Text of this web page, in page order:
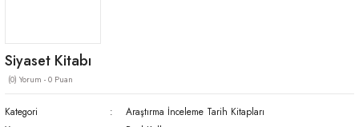
Siyaset Kitabı
(0) Yorum - 0 Puan
Kategori
Araştırma İnceleme Tarih Kitapları